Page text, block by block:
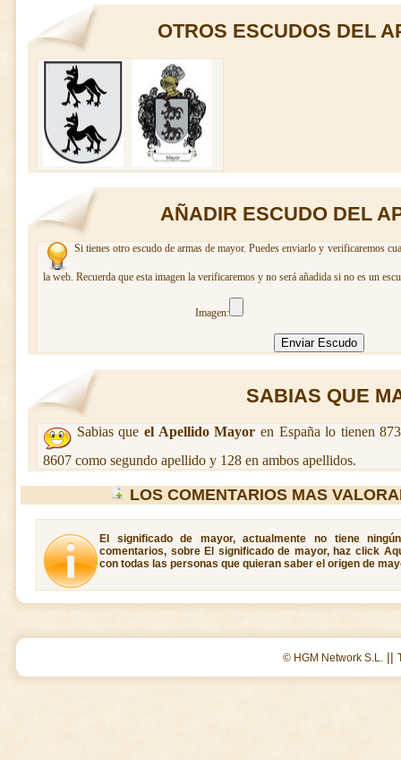
OTROS ESCUDOS DEL
AÑADIR ESCUDO DEL
Si tienes otro escudo de armas de mayor. Puedes enviarlo y verificaremos
la web. Recuerda que esta imagen la verificaremos y no será añadida si no es un
Imagen:
SABIAS QUE
Sabias que el Apellido Mayor en España lo tienen
8607 como segundo apellido y 128 en ambos apellidos.
LOS COMENTARIOS MAS
El significado de mayor, actualmente no tiene
comentarios, sobre El significado de mayor, haz click
con todas las personas que quieran saber el origen de
© HGM Network S.L. ||